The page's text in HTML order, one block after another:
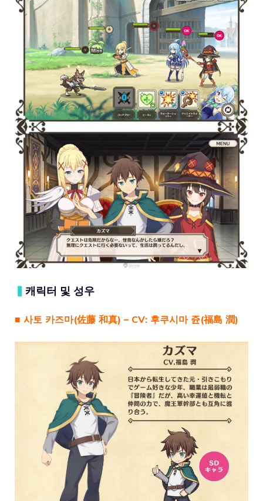
▍ 캐릭터 및 성우
■ 사토 카즈마(佐藤 和真) – CV: 후쿠시마 쥰(福島 潤)